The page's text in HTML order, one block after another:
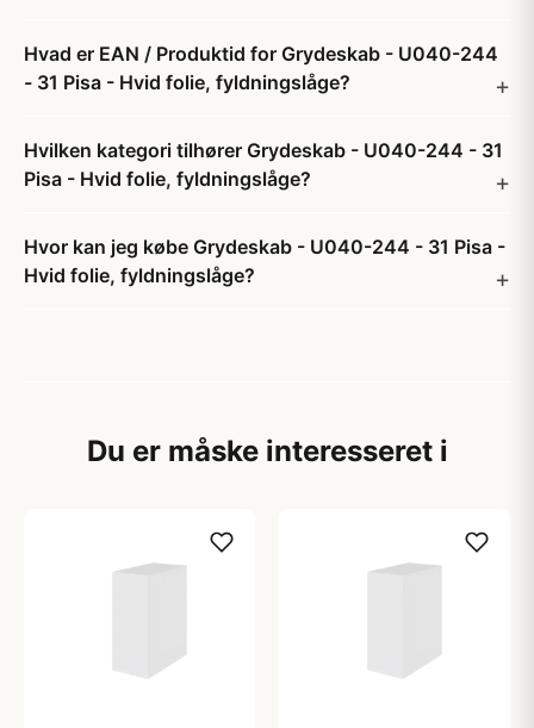
Hvad er EAN / Produktid for Grydeskab - U040-244
- 31 Pisa - Hvid folie, fyldningslåge?
Hvilken kategori tilhører Grydeskab - U040-244 - 31
Pisa - Hvid folie, fyldningslåge?
Hvor kan jeg købe Grydeskab - U040-244 - 31 Pisa -
Hvid folie, fyldningslåge?
Du er måske interesseret i